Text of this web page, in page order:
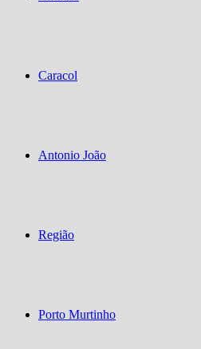
Caracol
Antonio João
Região
Porto Murtinho